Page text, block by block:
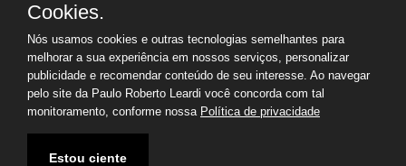
©2026Copyright - Paulo Roberto Leardi | Todos os direitos
reservados
Cookies.
Nós usamos cookies e outras tecnologias semelhantes para
melhorar a sua experiência em nossos serviços, personalizar
publicidade e recomendar conteúdo de seu interesse. Ao navegar
pelo site da Paulo Roberto Leardi você concorda com tal
monitoramento, conforme nossa Política de privacidade
Estou ciente